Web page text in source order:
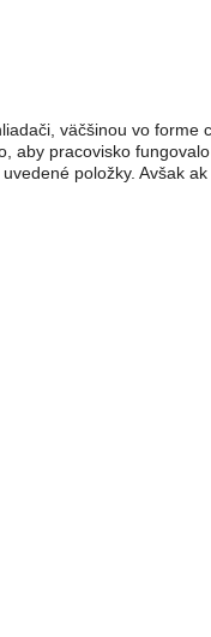
väčšinou vo
pracovisko
položky. Avšak